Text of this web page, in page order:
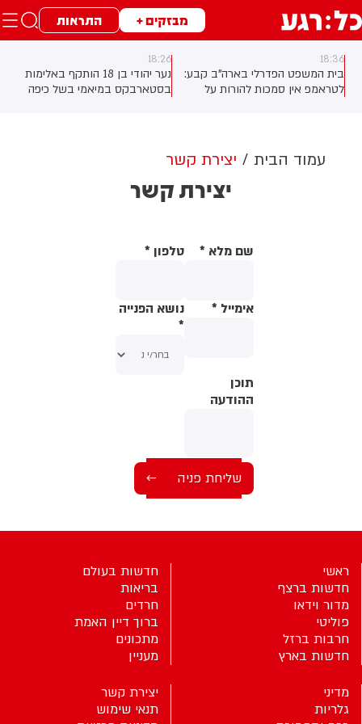
מבזקים + התראות
18:36
בית המשפט הפדרלי בארה"ב קבע:
לטראמפ אין סמכות להורות על
לממשל תינתן אפשרות לערער על
ההחלטה
18:26
נער יהודי בן 18 הותקף באלימות
בסטארבקס במיאמי בשל כיפה
שמצא מקלט בשירותים, ופאלמר
נעצרה על ידי המשטרה המקומית.
עמוד הבית יצירת קשר
יצירת קשר
שם מלא * טלפון *
אימייל *
נושא הפנייה
*
תוכן
ההודעה
ראשי
חדשות ברצף
מדור וידאו
פוליטי
חרבות ברזל
חדשות בארץ
חדשות בעולם
בריאות
חרדים
ברוך דיין האמת
מתכונים
מעניין
מדיני
גלריות
יצירת קשר
תנאי שימוש